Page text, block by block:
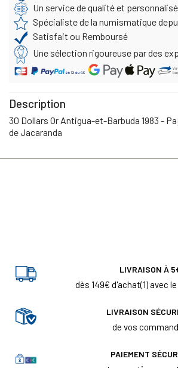
Un service de qualité et personnalisé
Spécialiste de la numismatique
Satisfait ou Remboursé
Une sélection rigoureuse par des
Description
30 Dollars Or Antigua-et-Barbuda 1983 -
de Jacaranda
LIVRAISON À
dès 149€ d'achat(1) avec
LIVRAISON
de vos
PAIEMENT